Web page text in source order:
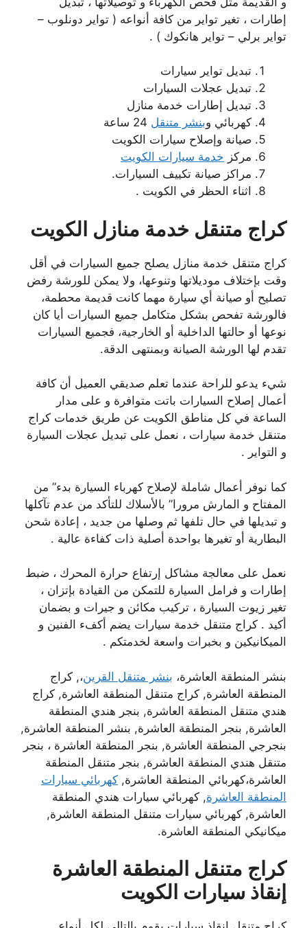
إطارات ، تغير تواير من كافة أنواعه ( تواير دونلوب –
تواير برلي – تواير هانكوك ) .
تبديل تواير سيارات
تبديل عجلات السيارات
تبديل إطارات خدمة منازل
كهربائي وبنشر متنقل
صيانة وإصلاح سيارات الكويت
مركز خدمة سيارات الكويت
مراكز صيانة تكييف السيارات.
اثناء الحظر في الكويت .
كراج متنقل خدمة منازل الكويت
كراج متنقل خدمة منازل يصلح جميع السيارات في أقل
وقت بإختلاف موديلاتها وتنوعها، ولا يمكن للورشة رفض
تصليح أو صيانة أي سيارة مهما كانت قديمة محطمة،
فالورشة تفحص بشكل متكامل جميع السيارات أيا كان
نوعها أو حالتها الداخلية أو الخارجية، فجميع السيارات
تقدم لها الورشة الصيانة وبمنتهى الدقة.
شيء يدعو للراحة عندما تعلم صديقي العميل أن كافة
أعمال إصلاح السيارات باتت متوافرة و على مدار
الساعة في كل مناطق الكويت عن طريق خدمات كراج
متنقل خدمة سيارات ، نعمل على تبديل عجلات السيارة
و التواير .
كما نوفر أعمال شاملة لإصلاح كهرباء السيارة بدء” من
المفتاح و المارش مرورا” بالأسلاك للتأكد من عدم تآكلها
و تبديلها في حال تلفها ثم وصلها من جديد ، إعادة شحن
البطارية أو تغيرها بواحدة أصلية ذات كفاءة عالية .
نعمل على معالجة مشاكل إرتفاع حرارة المحرك ، ضبط
إطارات و فرامل السيارة للتمكن من القيادة بإتزان ،
تغير زيوت السيارة ، تركيب مكائن و جيرات و بضمان
أكيد . كراج متنقل خدمة سيارات يضم أكفء الفنين و
الميكانيكين و بخبرات واسعة لخدمتكم .
بنشر المنطقة العاشرة، بنشر متنقل القرين،, كراج
المنطقة العاشرة, كراج متنقل المنطقة العاشرة, كراج
هندي متنقل المنطقة العاشرة, بنجر هندي المنطقة
العاشرة, بنجر المنطقة العاشرة, بنشر المنطقة العاشرة,
بنجرجي المنطقة العاشرة, بنجر المنطقة العاشرة ، بنجر
متنقل هندي المنطقة العاشرة, بنجر متنقل المنطقة
العاشرة،كهربائي المنطقة العاشرة, كهربائي سيارات
المنطقة العاشرة, كهربائي سيارات هندي المنطقة
العاشرة, كهربائي سيارات متنقل المنطقة العاشرة,
ميكانيكي المنطقة العاشرة.
كراج متنقل المنطقة العاشرة
إنقاذ سيارات الكويت